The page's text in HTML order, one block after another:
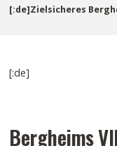
[:de]Zielsicheres
[:de]
Bergheims